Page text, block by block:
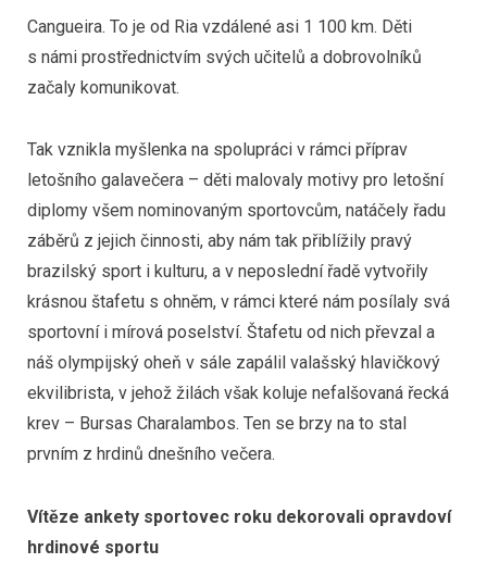
Cangueira. To je od Ria vzdálené asi 1 100 km. Děti
s námi prostřednictvím svých učitelů a dobrovolníků
začaly komunikovat.
Tak vznikla myšlenka na spolupráci v rámci příprav
letošního galavečera – děti malovaly motivy pro letošní
diplomy všem nominovaným sportovcům, natáčely řadu
záběrů z jejich činnosti, aby nám tak přiblížily pravý
brazilský sport i kulturu, a v neposlední řadě vytvořily
krásnou štafetu s ohněm, v rámci které nám posílaly svá
sportovní i mírová poselství. Štafetu od nich převzal a
náš olympijský oheň v sále zapálil valašský hlavičkový
ekvilibrista, v jehož žilách však koluje nefalšovaná řecká
krev – Bursas Charalambos. Ten se brzy na to stal
prvním z hrdinů dnešního večera.
Vítěze ankety sportovec roku dekorovali opravdoví
hrdinové sportu